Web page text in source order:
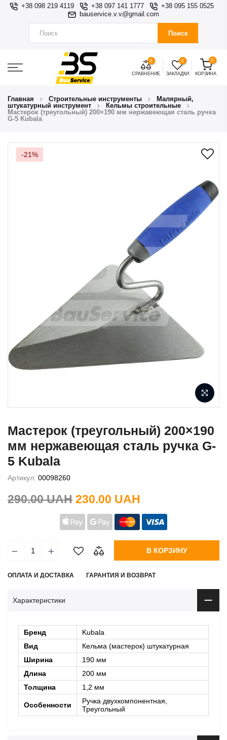
+38 098 219 4119 +38 097 141 1777
+38 095 155 0525
bauservice.v.v@gmail.com
Поиск
0
СРАВНЕНИЕ
0
ЗАКЛАДКИ
0
КОРЗИНА
Главная Строительные инструменты
Малярный,
штукатурный инструмент
Кельмы строительные
Мастерок (треугольный) 200×190 мм нержавеющая сталь ручка
G-5 Kubala
-21%
Мастерок (треугольный) 200×190
мм нержавеющая сталь ручка G-
5 Kubala
Артикул: 00098260
290.00 UAH 230.00 UAH
В КОРЗИНУ
ОПЛАТА И ДОСТАВКА ГАРАНТИЯ И ВОЗВРАТ
Характеристики
Бренд
Kubala
Вид
Кельма (мастерок) штукатурная
Ширина
190 мм
Длина
200 мм
Толщина
1,2 мм
Особенности
Ручка двухкомпонентная,
Треугольный